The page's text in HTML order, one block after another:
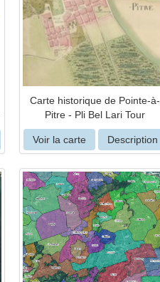
Carte historique de Pointe-à-
Pitre - Pli Bel Lari Tour
Voir la carte Description